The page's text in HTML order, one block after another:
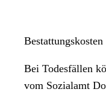
Bei Todesfällen
vom Sozialamt